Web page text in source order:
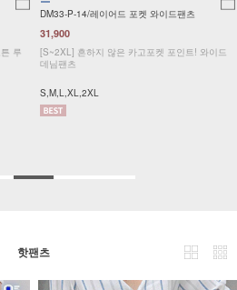
루
DM33-P-14/레이어드 포켓 와이드팬츠
31,900
[S~2XL] 흔하지 않은 카고포켓 포인트! 와이드
데님팬츠
S,M,L,XL,2XL
핫팬츠